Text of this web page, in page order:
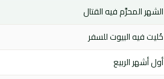
الشهر المحرَّم فيه القتال
خُليت فيه البيوت للسفر
أول أشهر الربيع